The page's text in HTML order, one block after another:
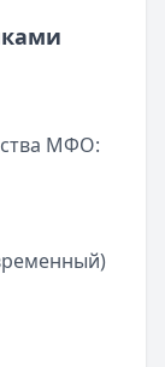
МФО: